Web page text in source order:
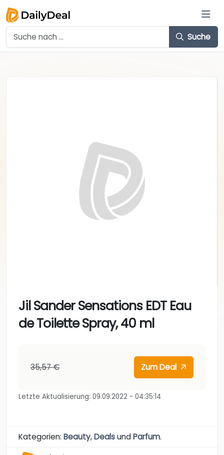
Suche
Jil Sander Sensations EDT Eau
de Toilette Spray, 40 ml
35,57 € Zum Deal
Letzte Aktualisierung: 09.09.2022 - 04:35:14
Kategorien: Beauty,DealsundParfum.